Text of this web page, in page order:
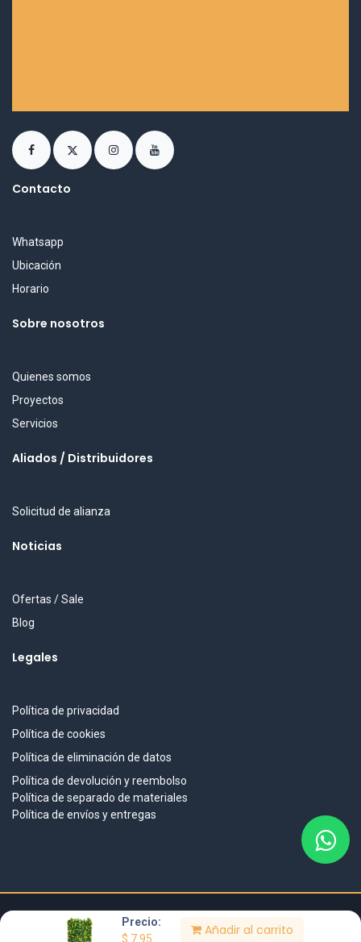
Precio:
$ 7.95
Añadir al carrito
Contacto
Whatsapp
Ubicación
Horario
Sobre nosotros
Quienes somos
Proyectos
Servicios
Aliados / Distribuidores
Solicitud de alianza
Noticias
Ofertas / Sale
Blog
Legales
Política de privacidad
Política de cookies
Política de eliminación de datos
Política de devolución y reembolso
Política de separado de materiales
Política de envíos y entregas
DISEÑO & DESARROLLO